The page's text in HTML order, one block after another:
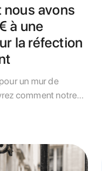
nous avons
à une
la réfection
un mur de
comment notre